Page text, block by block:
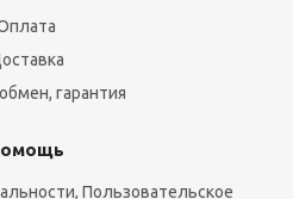
гарантия
Пользовательское